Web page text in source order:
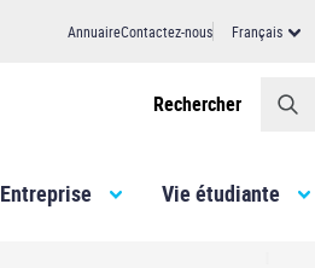
AnnuaireContactez-nous Français
Rechercher
Entreprise Vie étudiante